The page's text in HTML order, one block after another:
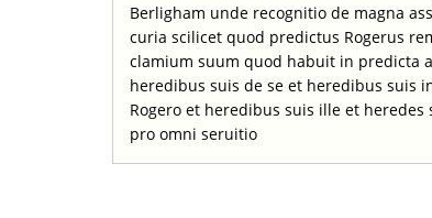
Berligham unde recognitio de magna
curia scilicet quod predictus Rogerus
clamium suum quod habuit in predicta
heredibus suis de se et heredibus suis
Rogero et heredibus suis ille et
pro omni seruitio